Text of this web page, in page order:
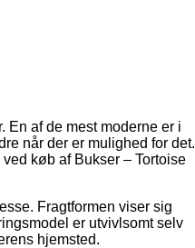
En af de mest moderne er i
når der er mulighed for det.
køb af Bukser – Tortoise
Fragtformen viser sig
er utvivlsomt selv
hjemsted.